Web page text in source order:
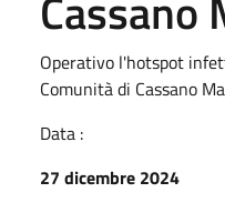
Operativo l'hotspot
Comunità di Cassano
Data :
27 dicembre 2024